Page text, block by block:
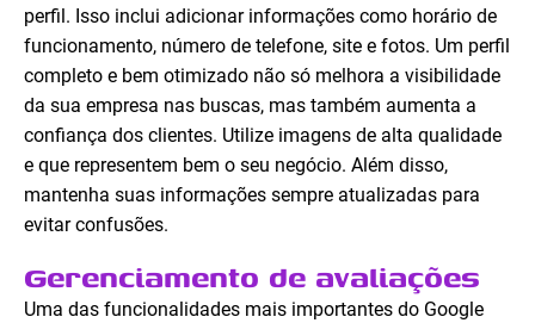
perfil. Isso inclui adicionar informações como horário de
funcionamento, número de telefone, site e fotos. Um perfil
completo e bem otimizado não só melhora a visibilidade
da sua empresa nas buscas, mas também aumenta a
confiança dos clientes. Utilize imagens de alta qualidade
e que representem bem o seu negócio. Além disso,
mantenha suas informações sempre atualizadas para
evitar confusões.
Gerenciamento de avaliações
Uma das funcionalidades mais importantes do Google